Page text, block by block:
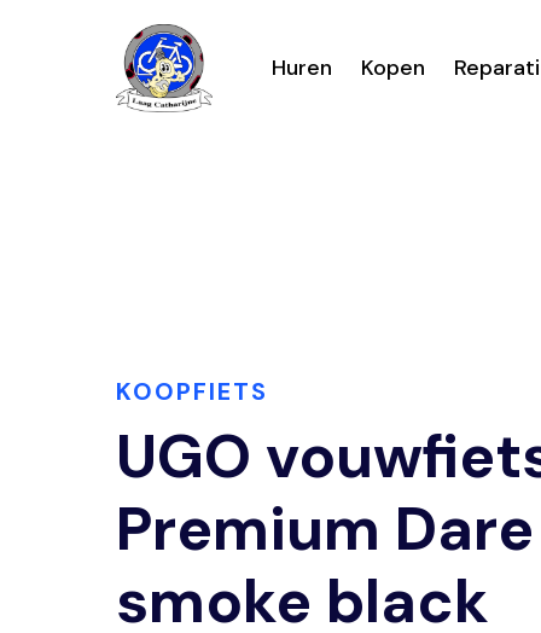
Huren Kopen
KOOPFIETS
UGO
Premium Dare
smoke black